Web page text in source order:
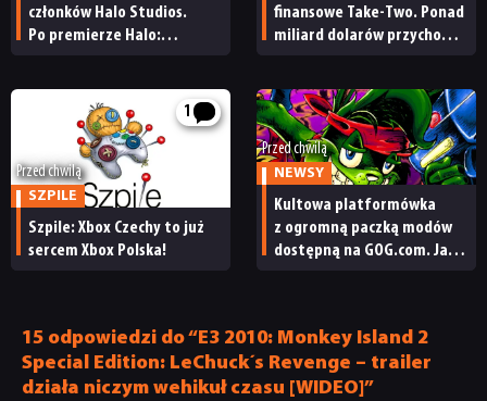
członków Halo Studios.
Po premierze Halo:
finansowe Take-Two. Ponad
miliard dolarów przychodu
1
Przed chwilą
SZPILE
Szpile: Xbox Czechy to już
sercem Xbox Polska!
Przed chwilą
NEWSY
Kultowa platformówka
z ogromną paczką modów
dostępną na GOG.com. Jazz
15 odpowiedzi do “E3 2010: Monkey Island 2
Special Edition: LeChuck´s Revenge – trailer
działa niczym wehikuł czasu [WIDEO]”